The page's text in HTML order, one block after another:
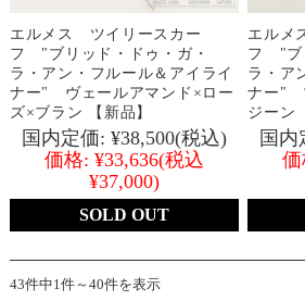
エルメス ツイリースカー
フ "ブリッド・ドゥ・ガ・
ラ・アン・フルール＆アイライ
ナー" ヴェールアマンド×ロー
ズ×ブラン 【新品】
国内定価: ¥38,500(税込)
価格: ¥33,636(税込
¥37,000)
SOLD OUT
エルメ
フ "ブ
ラ・ア
ナー"
ジーン
国内
43件中1件～40件を表示